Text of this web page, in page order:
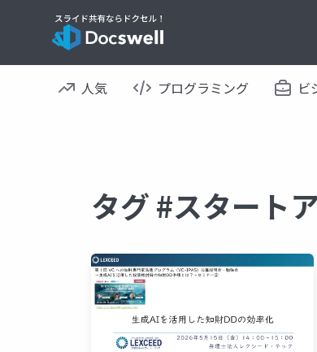
人気 プログラミング ビ
タグ #スタート